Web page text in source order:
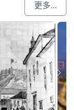
更多...